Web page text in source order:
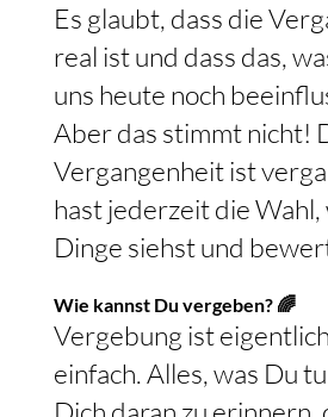
Es glaubt, dass die
real ist und dass das,
uns heute noch
Aber das stimmt nicht!
Vergangenheit ist
hast jederzeit die Wahl,
Dinge siehst und
Wie kannst Du vergeben? 🌈
Vergebung ist
einfach. Alles, was Du